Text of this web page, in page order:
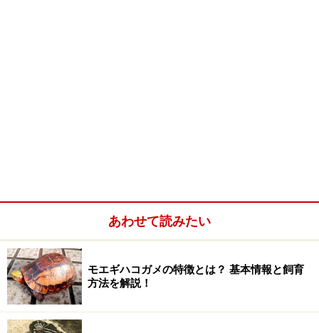
あわせて読みたい
モエギハコガメの特徴とは？ 基本情報と飼育
方法を解説！